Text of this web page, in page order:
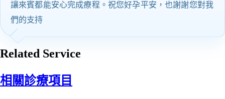
讓來賓都能安心完成療程。祝您好孕平安，也謝謝您對我
們的支持
Related Service
相關診療項目